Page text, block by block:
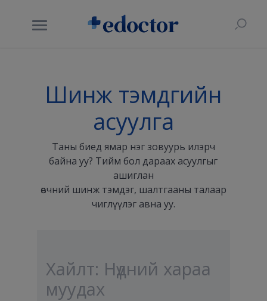
Шинж тэмдгийн
асуулга
Таны биед ямар нэг зовуурь илэрч
байна уу? Тийм бол дараах асуулгыг
ашиглан
өвчний шинж тэмдэг, шалтгааны талаар
чиглүүлэг авна уу.
Хайлт: Нүдний хараа
муудах